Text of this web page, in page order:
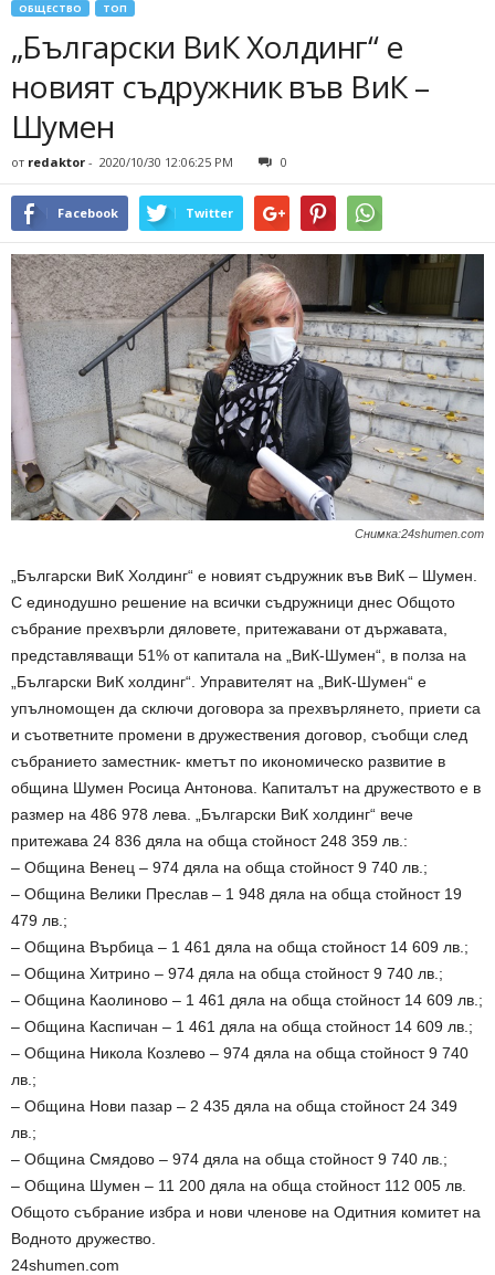
ОБЩЕСТВО ТОП
„Български ВиК Холдинг“ е
новият съдружник във ВиК –
Шумен
от redaktor - 2020/10/30 12:06:25 PM 0
Facebook Twitter
Снимка:24shumen.com
„Български ВиК Холдинг“ е новият съдружник във ВиК – Шумен.
С единодушно решение на всички съдружници днес Общото
събрание прехвърли дяловете, притежавани от държавата,
представляващи 51% от капитала на „ВиК-Шумен“, в полза на
„Български ВиК холдинг“. Управителят на „ВиК-Шумен“ е
упълномощен да сключи договора за прехвърлянето, приети са
и съответните промени в дружествения договор, съобщи след
събранието заместник- кметът по икономическо развитие в
община Шумен Росица Антонова. Капиталът на дружеството е в
размер на 486 978 лева. „Български ВиК холдинг“ вече
притежава 24 836 дяла на обща стойност 248 359 лв.:
– Община Венец – 974 дяла на обща стойност 9 740 лв.;
– Община Велики Преслав – 1 948 дяла на обща стойност 19
479 лв.;
– Община Върбица – 1 461 дяла на обща стойност 14 609 лв.;
– Община Хитрино – 974 дяла на обща стойност 9 740 лв.;
– Община Каолиново – 1 461 дяла на обща стойност 14 609 лв.;
– Община Каспичан – 1 461 дяла на обща стойност 14 609 лв.;
– Община Никола Козлево – 974 дяла на обща стойност 9 740
лв.;
– Община Нови пазар – 2 435 дяла на обща стойност 24 349
лв.;
– Община Смядово – 974 дяла на обща стойност 9 740 лв.;
– Община Шумен – 11 200 дяла на обща стойност 112 005 лв.
Общото събрание избра и нови членове на Одитния комитет на
Водното дружество.
24shumen.com